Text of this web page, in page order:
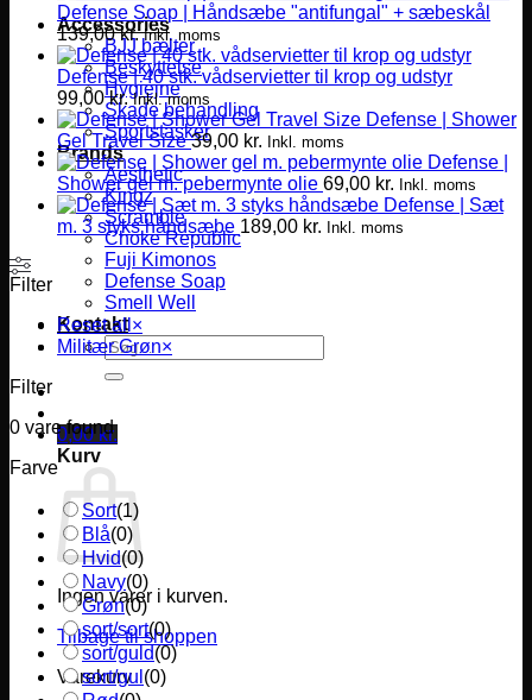
Accessories
BJJ bælter
Beskyttelse
Hygiejne
Skade behandling
Sportstasker
Brands
Aesthetic
Kingz
Scramble
Choke Republic
Fuji Kimonos
Defense Soap
Smell Well
Kontakt
Søg
efter:
0,00 kr.
Kurv
Ingen varer i kurven.
Tilbage til shoppen
Varekurv
Defense Soap | Håndsæbe "antifungal" + sæbeskål
139,00kr. Inkl. moms
Defense | 40 stk. vådservietter til krop og udstyr
99,00kr. Inkl. moms
Defense | Shower
Gel Travel Size 39,00 kr. Inkl. moms
Defense |
Shower gel m. pebermynte olie 69,00 kr. Inkl. moms
Defense | Sæt
m. 3 styks håndsæbe 189,00 kr. Inkl. moms
Filter
Reset all ×
Militær Grøn×
Filter
0 vare found
Farve
Sort(1)
Blå(0)
Hvid(0)
Navy(0)
Grøn(0)
sort/sort(0)
sort/guld(0)
sort/gul (0)